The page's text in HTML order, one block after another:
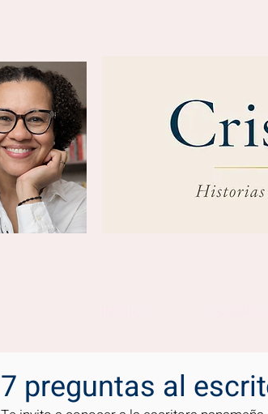
7 preguntas al